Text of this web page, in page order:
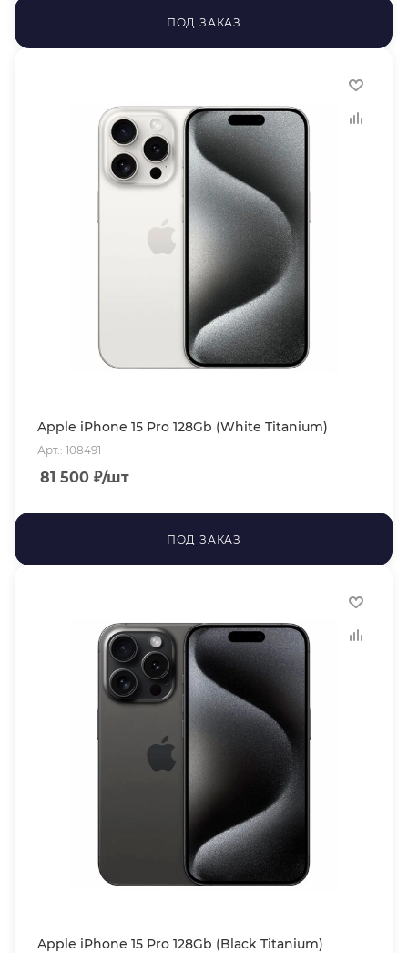
ПОД ЗАКАЗ
Apple iPhone 15 Pro 128Gb (White Titanium)
Арт.: 108491
81 500 ₽/шт
ПОД ЗАКАЗ
Apple iPhone 15 Pro 128Gb (Black Titanium)